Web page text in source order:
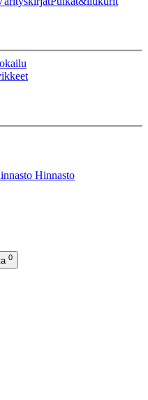
Hinnasto
0